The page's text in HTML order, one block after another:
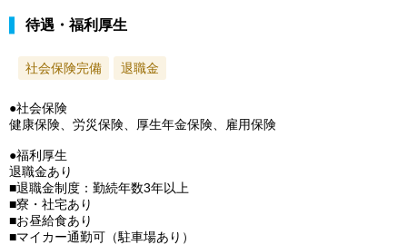
待遇・福利厚生
社会保険完備 退職金
●社会保険
健康保険、労災保険、厚生年金保険、雇用保険
●福利厚生
退職金あり
■退職金制度：勤続年数3年以上
■寮・社宅あり
■お昼給食あり
■マイカー通勤可（駐車場あり）